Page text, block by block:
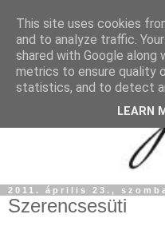
2011. április 23.,
Szerencsesüti
This site uses cookies
and to analyze traffic.
shared with Google
metrics to ensure quality
statistics, and to detect
LEARN